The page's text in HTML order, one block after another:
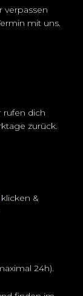
verpassen
mit uns.
rufen dich
zurück.
&
24h).